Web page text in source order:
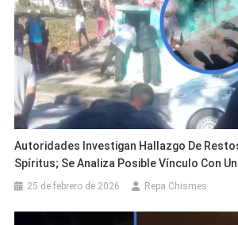
Autoridades Investigan Hallazgo De
Spíritus; Se Analiza Posible Vínculo Con
25 de febrero de 2026 Repa Chismes